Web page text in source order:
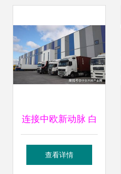
连接中欧新动脉 白
罗斯国际运输推出
查看详情